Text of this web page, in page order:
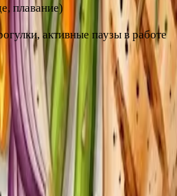
плавание)
активные паузы в работе